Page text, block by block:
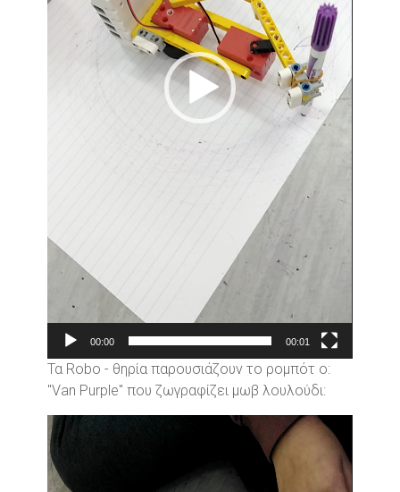
00:00 00:01
Τα Robo - θηρία παρουσιάζουν το ρομπότ ο:
"Van Purple" που ζωγραφίζει μωβ λουλούδι:
Video
Player